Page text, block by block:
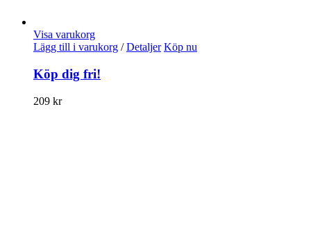
Visa varukorg
Lägg till i varukorg / Detaljer Köp nu
Köp dig fri!
209 kr